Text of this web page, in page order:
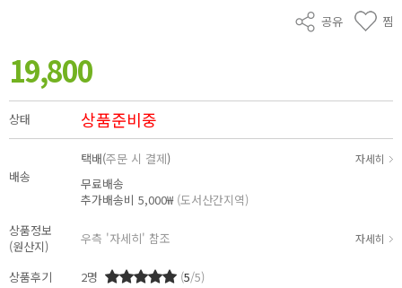
공유 찜
19,800
상태 상품준비중
배송
택배(주문 시 결제) 자세히
무료배송
추가배송비 5,000₩ (도서산간지역)
상품정보
(원산지)
우측 '자세히' 참조 자세히
상품후기 2명 (5/5)